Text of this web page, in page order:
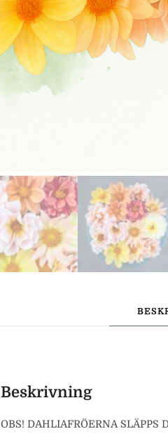
Beskrivning
OBS! DAHLIAFRÖERNA SLÄPPS